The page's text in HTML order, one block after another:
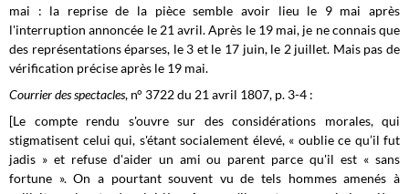
mai : la reprise de la pièce semble avoir lieu le 9 mai après
l'interruption annoncée le 21 avril. Après le 19 mai, je ne connais que
des représentations éparses, le 3 et le 17 juin, le 2 juillet. Mais pas de
vérification précise après le 19 mai.
Courrier des spectacles, n° 3722 du 21 avril 1807, p. 3-4 :
[Le compte rendu s'ouvre sur des considérations morales, qui
stigmatisent celui qui, s'étant socialement élevé, « oublie ce qu’il fut
jadis » et refuse d'aider un ami ou parent parce qu'il est « sans
fortune ». On a pourtant souvent vu de tels hommes amenés à